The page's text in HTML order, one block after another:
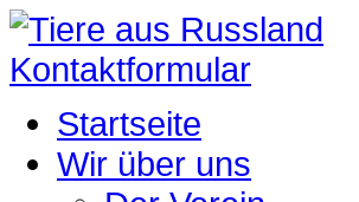
Kontaktformular
Startseite
Wir über uns